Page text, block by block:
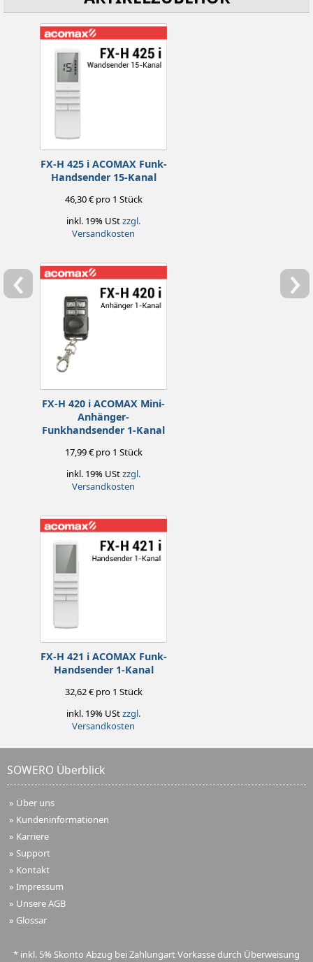
FX-H 425 i ACOMAX Funk-
Handsender 15-Kanal
46,30 € pro 1 Stück
inkl. 19% UStzzgl.
Versandkosten
FX-H 420 i ACOMAX Mini-
Anhänger-
Funkhandsender 1-Kanal
17,99 € pro 1 Stück
inkl. 19% UStzzgl.
Versandkosten
FX-H 421 i ACOMAX Funk-
Handsender 1-Kanal
32,62 € pro 1 Stück
inkl. 19% UStzzgl.
Versandkosten
‹ ›
SOWERO Überblick
» Über uns
» Kundeninformationen
» Karriere
» Support
» Kontakt
» Impressum
» Unsere AGB
» Glossar
* inkl. 5% Skonto Abzug bei Zahlungart Vorkasse durch Überweisung